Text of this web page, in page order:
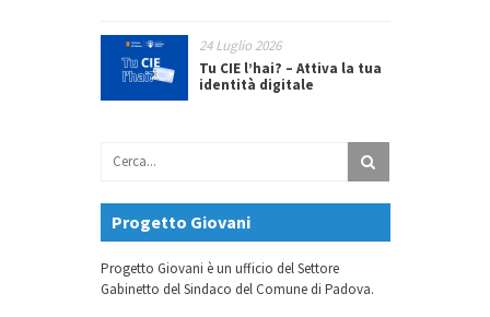
24 Luglio 2026
Tu CIE l’hai? – Attiva la tua
identità digitale
Progetto Giovani
Progetto Giovani è un ufficio del Settore
Gabinetto del Sindaco del Comune di Padova.